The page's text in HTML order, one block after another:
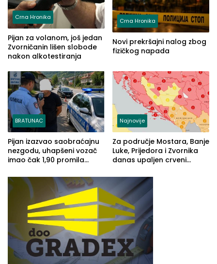
Crna Hronika
Pijan za volanom, još jedan
Zvorničanin lišen slobode
nakon alkotestiranja
Crna Hronika
Novi prekršajni nalog zbog
fizičkog napada
BRATUNAC
Pijan izazvao saobraćajnu
nezgodu, uhapšeni vozač
imao čak 1,90 promila
Najnovije
Za područje Mostara, Banje
Luke, Prijedora i Zvornika
danas upaljen crveni